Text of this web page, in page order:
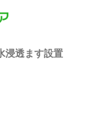
浸透ます設置